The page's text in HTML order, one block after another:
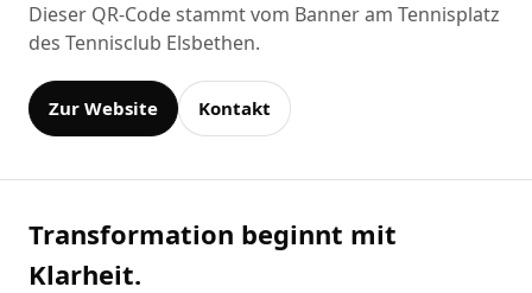
Dieser QR-Code stammt vom Banner am Tennisplatz
des Tennisclub Elsbethen.
Zur Website Kontakt
Transformation beginnt mit
Klarheit.